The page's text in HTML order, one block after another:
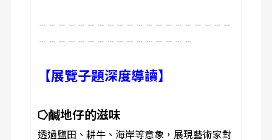
﹍﹍﹍﹍﹍﹍﹍﹍﹍﹍﹍﹍﹍﹍﹍﹍﹍﹍﹍﹍
﹍﹍﹍﹍﹍﹍﹍﹍﹍﹍﹍﹍﹍﹍﹍﹍
【展覽子題深度導讀】
⭔鹹地仔的滋味
透過鹽田、耕牛、海岸等意象，展現藝術家對